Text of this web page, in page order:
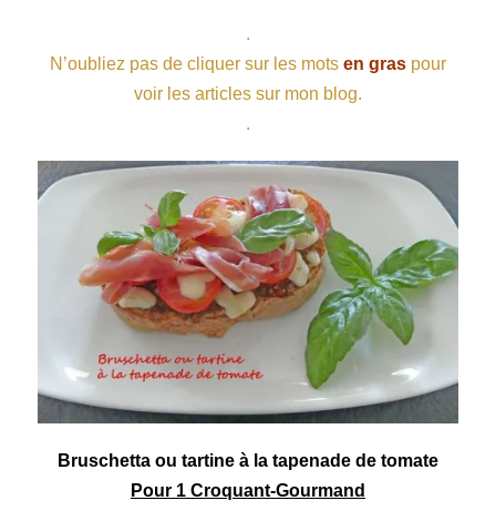
.
N’oubliez pas de cliquer sur les mots en graspour
voir les articles sur mon blog.
.
Bruschettaou tartine à la tapenadede tomate
Pour 1 Croquant-Gourmand